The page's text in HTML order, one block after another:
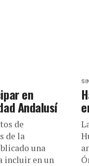
en
Andalusí
de
de la
una
incluir en un